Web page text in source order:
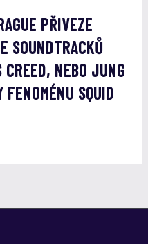
PŘIVEZE
SOUNDTRACKŮ
CREED, NEBO JUNG
SQUID